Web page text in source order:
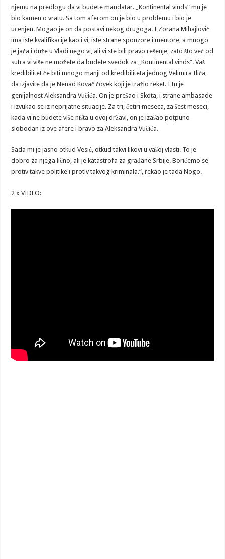
njemu na predlogu da vi budete mandatar. „Kontinental vinds“ mu je
bio kamen o vratu. Sa tom aferom on je bio u problemu i bio je
ucenjen. Mogao je on da postavi nekog drugoga. I Zorana Mihajlović
ima iste kvalifikacije kao i vi, iste strane sponzore i mentore, a mnogo
je jača i duže u Vladi nego vi, ali vi ste bili pravo rešenje, zato što već od
sutra vi više ne možete da budete svedok za „Kontinental vinds“. Vaš
kredibilitet će biti mnogo manji od kredibiliteta jednog Velimira Ilića,
da izjavite da je Nenad Kovač čovek koji je tražio reket. I tu je
genijalnost Aleksandra Vučića. On je prešao i Skota, i strane ambasade
i izvukao se iz neprijatne situacije. Za tri, četiri meseca, za šest meseci,
kada vi ne budete više ništa u ovoj državi, on je izašao potpuno
slobodan iz ove afere i bravo za Aleksandra Vučića.
Sada mi je jasno otkud Vesić, otkud takvi likovi u vašoj vlasti. To je
dobro za njega lično, ali je katastrofa za građane Srbije. Borićemo se
protiv takve politike i protiv takvog kriminala.“, rekao je tada Nogo.
2 x VIDEO: